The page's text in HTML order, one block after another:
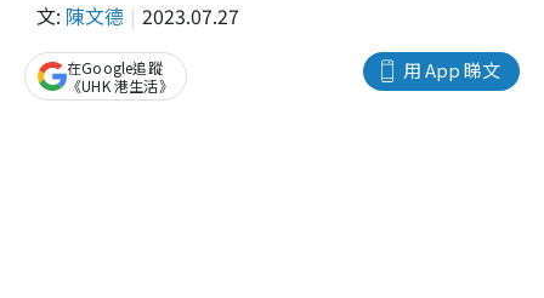
文: 陳文德 2023.07.27
用 App 睇文
在Google追蹤
《UHK 港生活》